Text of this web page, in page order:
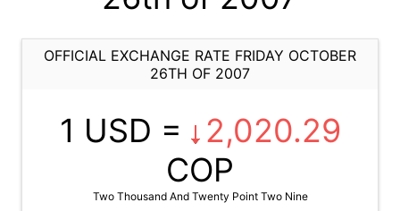
OFFICIAL EXCHANGE RATE FRIDAY OCTOBER
26TH OF 2007
1 USD =
2,020.29
COP
Two Thousand And Twenty Point Two Nine